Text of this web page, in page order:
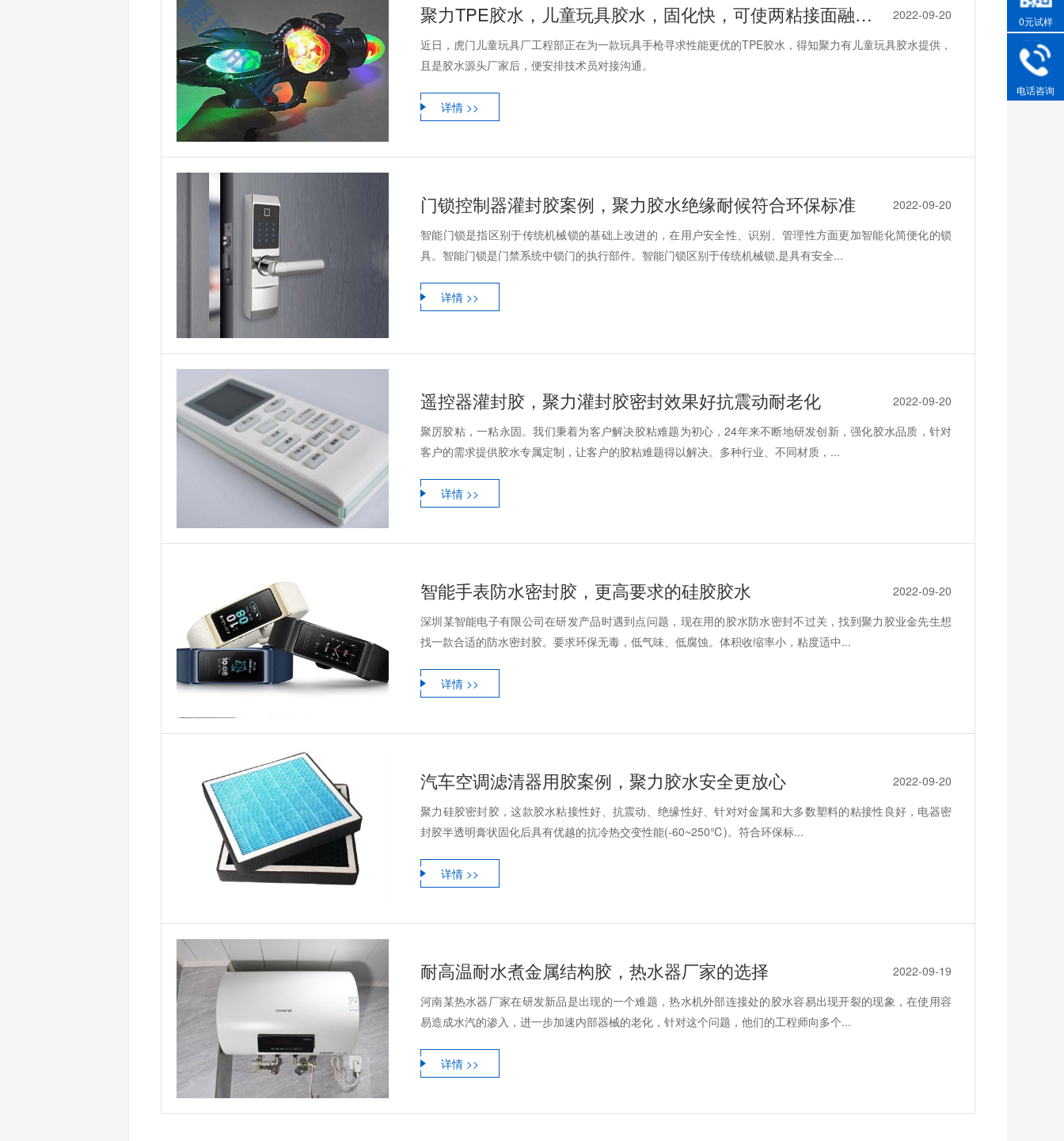
2022-09-20
聚力TPE胶水，儿童玩具胶水，固化快，可使两粘接面融为一体
近日，虎门儿童玩具厂工程部正在为一款玩具手枪寻求性能更优的TPE胶水，得知聚力有儿童玩具胶水提供，
且是胶水源头厂家后，便安排技术员对接沟通。
详情 >>
2022-09-20
门锁控制器灌封胶案例，聚力胶水绝缘耐候符合环保标准
智能门锁是指区别于传统机械锁的基础上改进的，在用户安全性、识别、管理性方面更加智能化简便化的锁
具。智能门锁是门禁系统中锁门的执行部件。智能门锁区别于传统机械锁,是具有安全...
详情 >>
2022-09-20
遥控器灌封胶，聚力灌封胶密封效果好抗震动耐老化
聚厉胶粘，一粘永固。我们秉着为客户解决胶粘难题为初心，24年来不断地研发创新，强化胶水品质，针对
客户的需求提供胶水专属定制，让客户的胶粘难题得以解决。多种行业、不同材质，...
详情 >>
2022-09-20
智能手表防水密封胶，更高要求的硅胶胶水
深圳某智能电子有限公司在研发产品时遇到点问题，现在用的胶水防水密封不过关，找到聚力胶业金先生想
找一款合适的防水密封胶。要求环保无毒，低气味、低腐蚀。体积收缩率小，粘度适中...
详情 >>
2022-09-20
汽车空调滤清器用胶案例，聚力胶水安全更放心
聚力硅胶密封胶，这款胶水粘接性好、抗震动、绝缘性好、针对对金属和大多数塑料的粘接性良好，电器密
封胶半透明膏状固化后具有优越的抗冷热交变性能(-60~250℃)。符合环保标...
详情 >>
2022-09-19
耐高温耐水煮金属结构胶，热水器厂家的选择
河南某热水器厂家在研发新品是出现的一个难题，热水机外部连接处的胶水容易出现开裂的现象，在使用容
易造成水汽的渗入，进一步加速内部器械的老化，针对这个问题，他们的工程师向多个...
详情 >>
0元试样
电话咨询